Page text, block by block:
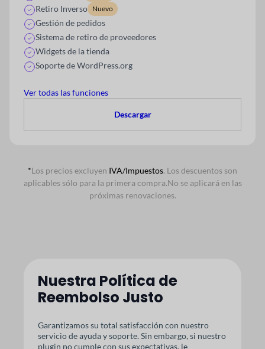
Retiro Inverso Nuevo
Gestión de pedidos
Sistema de retiro de proveedores
Widgets de la tienda
Soporte de WordPress.org
Ver todas las funciones
Descargar
*Los precios excluyen IVA/Impuestos. Los descuentos son
aplicables sólo para la primera compra.No se aplicará en las
próximas renovaciones.
Nuestra Política de
Reembolso Justo
Garantizamos su total satisfacción con nuestro
servicio de ayuda y soporte. Sin embargo, si nuestro
plugin no cumple con sus expectativas, le